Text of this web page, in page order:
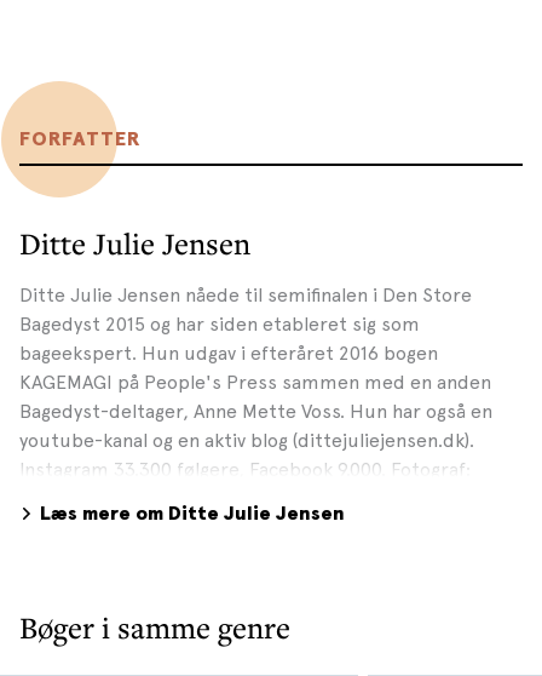
FORFATTER
Ditte Julie Jensen
Ditte Julie Jensen nåede til semifinalen i Den Store
Bagedyst 2015 og har siden etableret sig som
bageekspert. Hun udgav i efteråret 2016 bogen
KAGEMAGI på People's Press sammen med en anden
Bagedyst-deltager, Anne Mette Voss. Hun har også en
youtube-kanal og en aktiv blog (dittejuliejensen.dk).
Instagram 33.300 følgere, Facebook 9.000. Fotograf:
Læs mere om Ditte Julie Jensen
Bøger i samme genre